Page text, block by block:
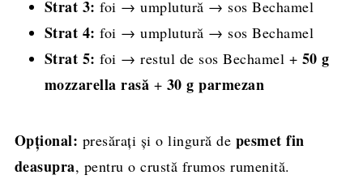
Strat 3: foi → umplutură → sos Bechamel
Strat 4: foi → umplutură → sos Bechamel
Strat 5: foi → restul de sos Bechamel + 50 g
mozzarella rasă + 30 g parmezan
Opțional: presărați și o lingură de pesmet fin
deasupra, pentru o crustă frumos rumenită.